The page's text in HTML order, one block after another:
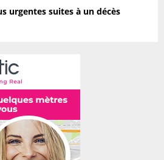
urgentes suites à un décès